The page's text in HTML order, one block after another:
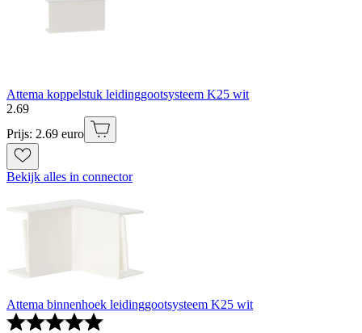
Attema koppelstuk leidinggootsysteem K25 wit
2.69
Prijs: 2.69 euro
Bekijk alles in connector
Attema binnenhoek leidinggootsysteem K25 wit